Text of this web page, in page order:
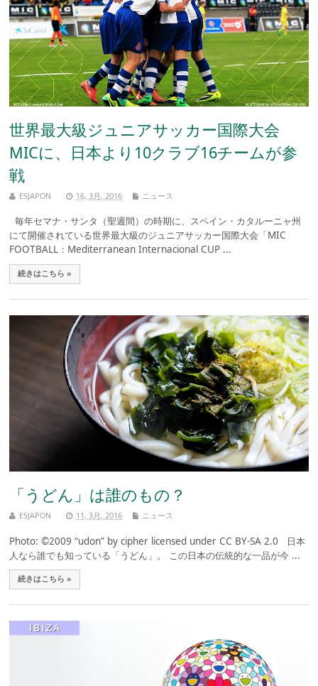
世界最大級ジュニアサッカー国際大会
MICに、日本より10クラブ16チームが参
戦
ESJAPON 16, 3月, 2016 ニュース
毎年セマナ・サンタ（聖週間）の時期に、スペイン・カタルーニャ州
にて開催されている世界最大級のジュニアサッカー国際大会「MIC
FOOTBALL：Mediterranean Internacional CUP ...
続きはこちら »
「うどん」は誰のもの？
ESJAPON 11, 3月, 2016 ニュース
Photo: ©2009 “udon” by cipher licensed under CC BY-SA 2.0 日本
人なら誰でも知っている「うどん」。 この日本の伝統的な一品が今 ...
続きはこちら »